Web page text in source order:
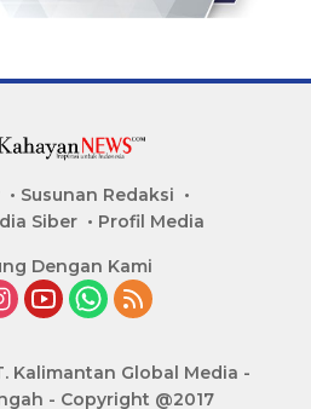
Susunan Redaksi
Siber
Profil Media
Dengan Kami
Kalimantan Global Media -
- Copyright @2017